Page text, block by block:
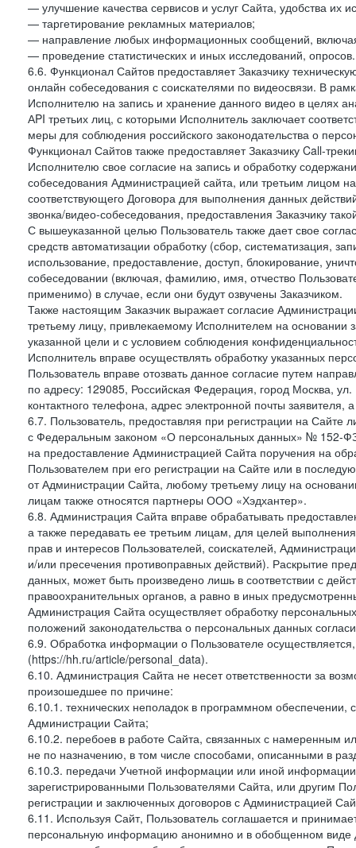
— улучшение качества сервисов и услуг Сайта, удобства их
— таргетирование рекламных материалов;
— направление любых информационных сообщений,
— проведение статистических и иных исследований, опросов.
6.6. Функционал Сайтов предоставляет Заказчику
онлайн собеседования с соискателями по видеосвязи. В
Исполнителю на запись и хранение данного видео в целях
АPI третьих лиц, с которыми Исполнитель заключает
меры для соблюдения российского законодательства о
Функционал Сайтов также предоставляет Заказчику Call-
Исполнителю свое согласие на запись и обработку
собеседования Администрацией сайта, или третьим лицом
соответствующего Договора для выполнения данных
звонка/видео-собеседования, предоставления Заказчику
С вышеуказанной целью Пользователь также дает свое
средств автоматизации обработку (сбор, систематизация,
использование, предоставление, доступ, блокирование,
собеседовании (включая, фамилию, имя, отчество
применимо) в случае, если они будут озвучены Заказчиком.
Также настоящим Заказчик выражает согласие
третьему лицу, привлекаемому Исполнителем на основании
указанной цели и с условием соблюдения
Исполнитель вправе осуществлять обработку указанных
Пользователь вправе отозвать данное согласие путем
по адресу: 129085, Российская Федерация, город Москва,
контактного телефона, адрес электронной почты
6.7. Пользователь, предоставляя при регистрации на
с Федеральным законом «О персональных данных» № 152-
на предоставление Администрацией Сайта поручения на
Пользователем при его регистрации на Сайте или в
от Администрации Сайта, любому третьему лицу на
лицам также относятся партнеры ООО «Хэдхантер».
6.8. Администрация Сайта вправе обрабатывать
а также передавать ее третьим лицам, для целей
прав и интересов Пользователей, соискателей,
и/или пресечения противоправных действий). Раскрытие
данных, может быть произведено лишь в соответствии с
правоохранительных органов, а равно в иных
Администрация Сайта осуществляет обработку
положений законодательства о персональных данных
6.9. Обработка информации о Пользователе
(https://hh.ru/article/personal_data).
6.10. Администрация Сайта не несет ответственности за
произошедшее по причине:
6.10.1. технических неполадок в программном
Администрации Сайта;
6.10.2. перебоев в работе Сайта, связанных с намеренным
не по назначению, в том числе способами, описанными в
6.10.3. передачи Учетной информации или иной
зарегистрированными Пользователями Сайта, или другим
регистрации и заключенных договоров с Администрацией
6.11. Используя Сайт, Пользователь соглашается и
персональную информацию анонимно и в обобщенном виде